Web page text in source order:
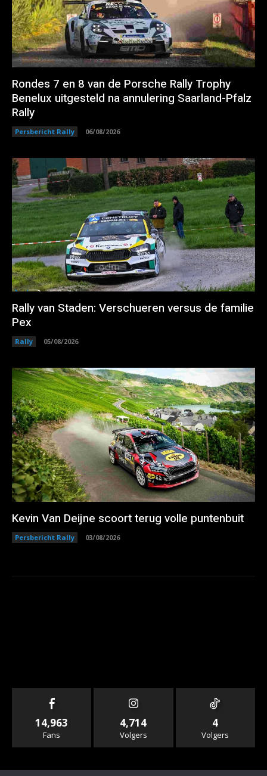
Rondes 7 en 8 van de Porsche Rally Trophy
Benelux uitgesteld na annulering Saarland-Pfalz
Rally
Persbericht Rally 06/08/2026
Rally van Staden: Verschueren versus de familie
Pex
Rally 05/08/2026
Kevin Van Deijne scoort terug volle puntenbuit
Persbericht Rally 03/08/2026
14,963
Fans
4,714
Volgers
4
Volgers